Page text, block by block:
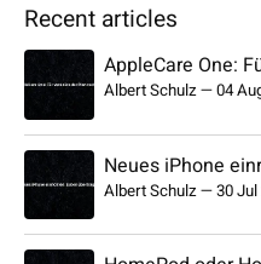
Recent articles
AppleCare One:
Albert Schulz—04
Neues iPhone
Albert Schulz—30